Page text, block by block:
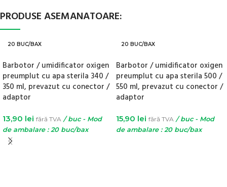
PRODUSE ASEMANATOARE:
20 BUC/BAX
Barbotor / umidificator oxigen
preumplut cu apa sterila 340 /
350 ml, prevazut cu conector /
adaptor
13,90 lei fără TVA / buc - Mod
de ambalare : 20 buc/bax
ADAUGĂ ÎN COȘ
20 BUC/BAX
Barbotor / umidificator oxigen
preumplut cu apa sterila 500 /
550 ml, prevazut cu conector /
adaptor
15,90 lei fără TVA / buc - Mod
de ambalare : 20 buc/bax